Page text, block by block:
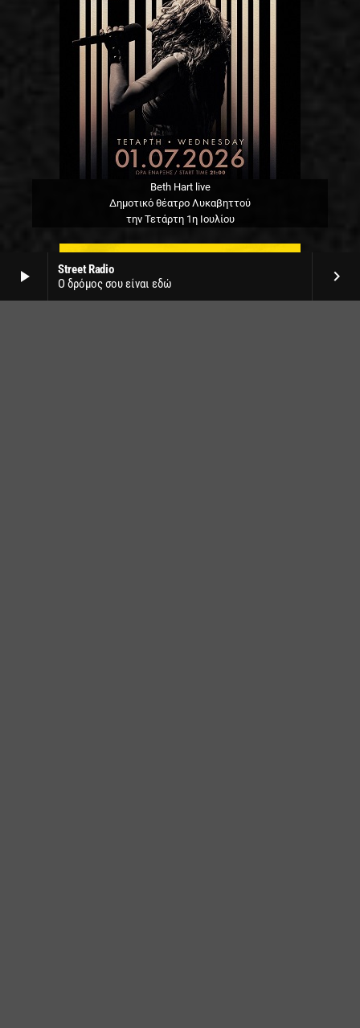
play_arrow
Street Radio
Ο δρόμος σου είναι εδώ
keyboard_arrow_right
Beth Hart live
Δημοτικό θέατρο Λυκαβηττού
την Τετάρτη 1η Ιουλίου